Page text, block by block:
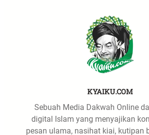
KYAIKU.COM
Sebuah Media Dakwah Online
digital Islam yang menyajikan
pesan ulama, nasihat kiai, kutipan